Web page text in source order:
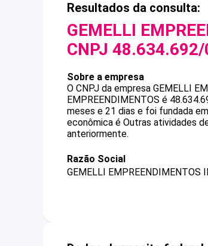
Resultados da consulta:
GEMELLI
CNPJ
Sobre a empresa
O CNPJ da empresa GEMELLI
EMPREENDIMENTOS é
meses e 21 dias e foi fundada
econômica é Outras atividades
anteriormente.
Razão Social
GEMELLI EMPREENDIMENTOS